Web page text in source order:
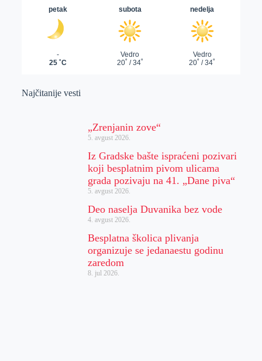
Najčitanije vesti
„Zrenjanin zove“
5. avgust 2026.
Iz Gradske bašte ispraćeni pozivari
koji besplatnim pivom ulicama
grada pozivaju na 41. „Dane piva“
5. avgust 2026.
Deo naselja Duvanika bez vode
4. avgust 2026.
Besplatna školica plivanja
organizuje se jedanaestu godinu
zaredom
8. jul 2026.